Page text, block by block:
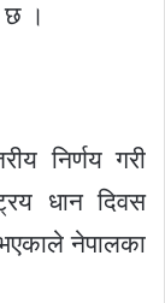
छ ।
निर्णय गरी
धान दिवस
नेपालका